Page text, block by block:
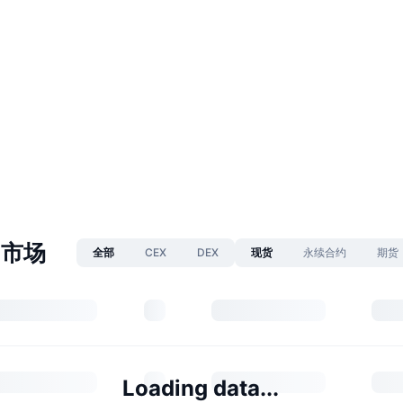
场 全部 CEX DEX 现货 永续合约 期货
Loading data...